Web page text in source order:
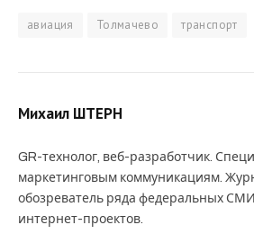
авиация Толмачево транспорт
Михаил ШТЕРН
GR-технолог, веб-разработчик.
маркетинговым коммуникациям.
обозреватель ряда федеральных
интернет-проектов.